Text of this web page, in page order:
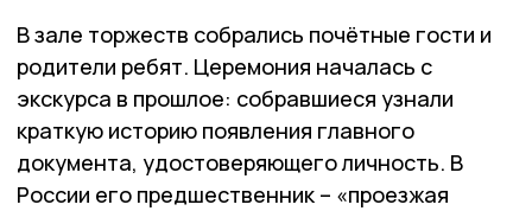
В зале торжеств собрались почётные гости и
родители ребят. Церемония началась с
экскурса в прошлое: собравшиеся узнали
краткую историю появления главного
документа, удостоверяющего личность. В
России его предшественник – «проезжая